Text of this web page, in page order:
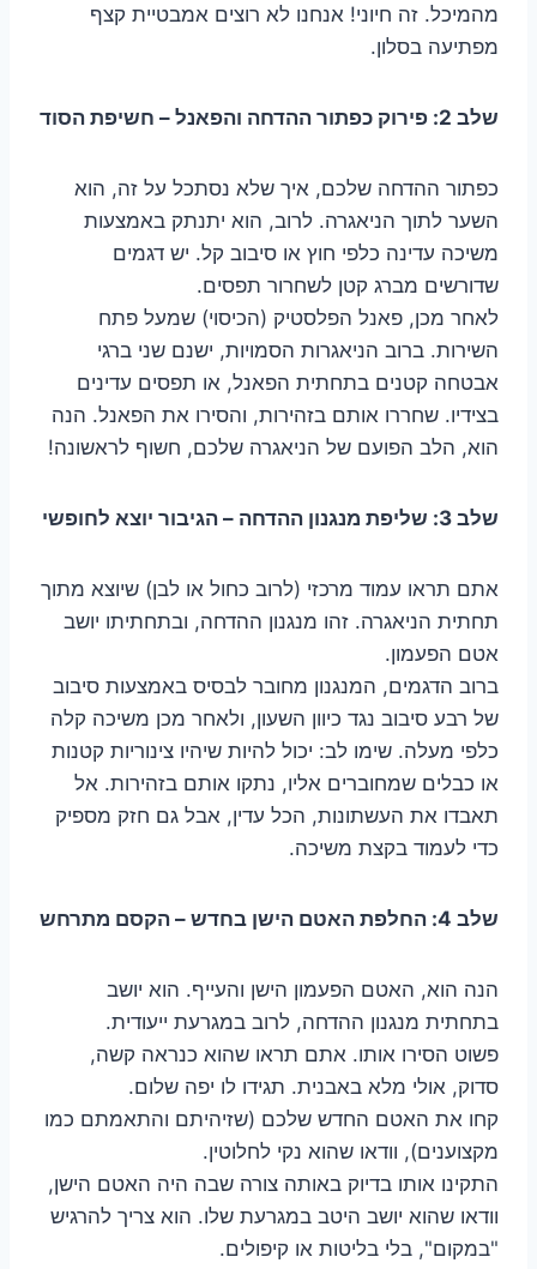
מהמיכל. זה חיוני! אנחנו לא רוצים אמבטיית קצף
מפתיעה בסלון.
שלב 2: פירוק כפתור ההדחה והפאנל – חשיפת הסוד
כפתור ההדחה שלכם, איך שלא נסתכל על זה, הוא
השער לתוך הניאגרה. לרוב, הוא יתנתק באמצעות
משיכה עדינה כלפי חוץ או סיבוב קל. יש דגמים
שדורשים מברג קטן לשחרור תפסים.
לאחר מכן, פאנל הפלסטיק (הכיסוי) שמעל פתח
השירות. ברוב הניאגרות הסמויות, ישנם שני ברגי
אבטחה קטנים בתחתית הפאנל, או תפסים עדינים
בצידיו. שחררו אותם בזהירות, והסירו את הפאנל. הנה
הוא, הלב הפועם של הניאגרה שלכם, חשוף לראשונה!
שלב 3: שליפת מנגנון ההדחה – הגיבור יוצא לחופשי
אתם תראו עמוד מרכזי (לרוב כחול או לבן) שיוצא מתוך
תחתית הניאגרה. זהו מנגנון ההדחה, ובתחתיתו יושב
אטם הפעמון.
ברוב הדגמים, המנגנון מחובר לבסיס באמצעות סיבוב
של רבע סיבוב נגד כיוון השעון, ולאחר מכן משיכה קלה
כלפי מעלה. שימו לב: יכול להיות שיהיו צינוריות קטנות
או כבלים שמחוברים אליו, נתקו אותם בזהירות. אל
תאבדו את העשתונות, הכל עדין, אבל גם חזק מספיק
כדי לעמוד בקצת משיכה.
שלב 4: החלפת האטם הישן בחדש – הקסם מתרחש
הנה הוא, האטם הפעמון הישן והעייף. הוא יושב
בתחתית מנגנון ההדחה, לרוב במגרעת ייעודית.
פשוט הסירו אותו. אתם תראו שהוא כנראה קשה,
סדוק, אולי מלא באבנית. תגידו לו יפה שלום.
קחו את האטם החדש שלכם (שזיהיתם והתאמתם כמו
מקצוענים), וודאו שהוא נקי לחלוטין.
התקינו אותו בדיוק באותה צורה שבה היה האטם הישן,
וודאו שהוא יושב היטב במגרעת שלו. הוא צריך להרגיש
"במקום", בלי בליטות או קיפולים.